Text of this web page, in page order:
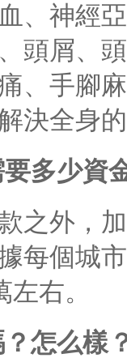
、神經
頭屑、
、手腳
決全身
多少資
之外，
每個城
右。
怎么樣